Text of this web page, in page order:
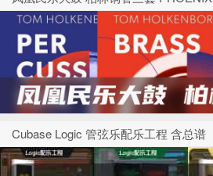
Cubase Logic 管弦乐配乐工程 含总谱